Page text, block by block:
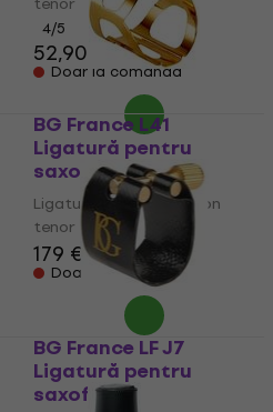
4/5
52,90 € 56,90 €
Doar la comandă
BG France L41
Ligatură pentru
saxofon tenor
Ligatură pentru saxofon
tenor
179 €
Doar la comandă
BG France LF J7
Ligatură pentru
saxofon tenor